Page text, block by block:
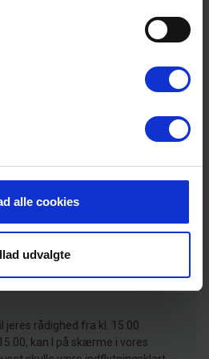
alle cookies
udvalgte
4,6
jeres rådighed fra kl. 15.00.
kan I på skærme i vores